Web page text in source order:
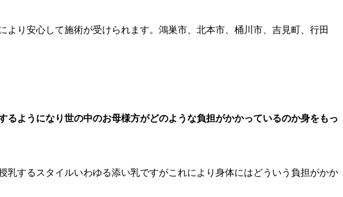
り安心して施術が受けられます。鴻巣市、北本市、桶川市、吉見町、行田
ようになり世の中のお母様方がどのような負担がかかっているのか身をもっ
するスタイルいわゆる添い乳ですがこれにより身体にはどういう負担がかか